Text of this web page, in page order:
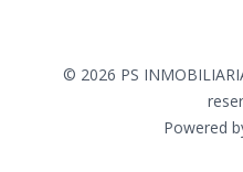
© 2026 PS
Powered